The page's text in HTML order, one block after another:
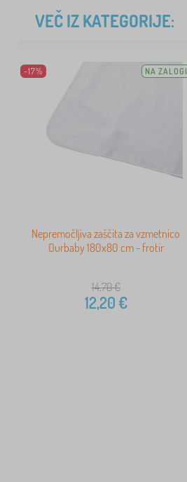
VEČ IZ KATEGORIJE:
-17% NA ZALOGI
Nepremočljiva zaščita za vzmetnico
Ourbaby 180x80 cm - frotir
14,70€
12,20€